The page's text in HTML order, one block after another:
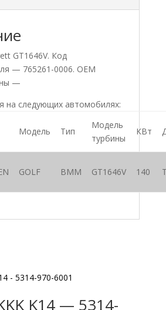
GT1646V. Код
— 765261-0006. ОЕМ
—
на следующих автомобилях:
Модель Тип
Модель
турбины
КВт
GOLF BMM GT1646V 140
K14 — 5314-